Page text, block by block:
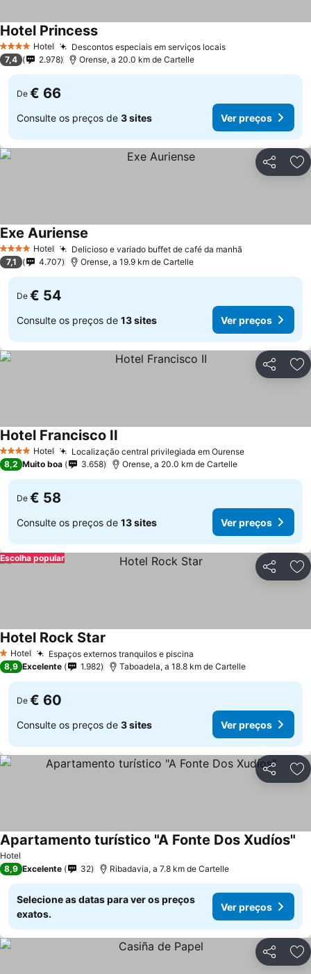
4 EstrelasHotel Descontos especiais em serviços locais
Hotel Princess
7,4 2.978 Orense, a 20.0 km de Cartelle
De € 66
Consulte os preços de 3 sites Ver preços
Partilhar
4 EstrelasHotel Delicioso e variado buffet de café da manhã
Exe Auriense
7,1 4.707 Orense, a 19.9 km de Cartelle
De € 54
Consulte os preços de 13 sites Ver preços
Partilhar
4 EstrelasHotel Localização central privilegiada em Ourense
Hotel Francisco II
8,2 Muito boa 3.658 Orense, a 20.0 km de Cartelle
De € 58
Consulte os preços de 13 sites Ver preços
Partilhar
Escolha popular
1 Estrelas
Hotel Espaços externos tranquilos e piscina
Hotel Rock Star
8,9 Excelente 1.982 Taboadela, a 18.8 km de Cartelle
De € 60
Consulte os preços de 3 sites Ver preços
Partilhar
Hotel
Apartamento turístico "A Fonte Dos Xudíos"
8,9 Excelente 32 Ribadavia, a 7.8 km de Cartelle
Selecione as datas para ver os preços
exatos.
Ver preços
Partilhar